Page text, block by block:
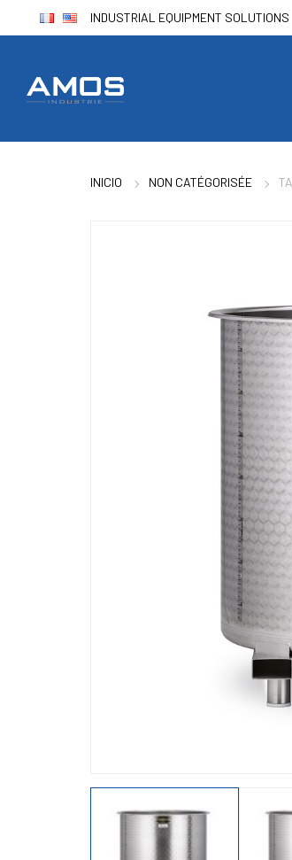
INDUSTRIAL EQUIPMENT SOLUTIONS
INICIO NON CATÉGORISÉE
Panel de gestión de cookies